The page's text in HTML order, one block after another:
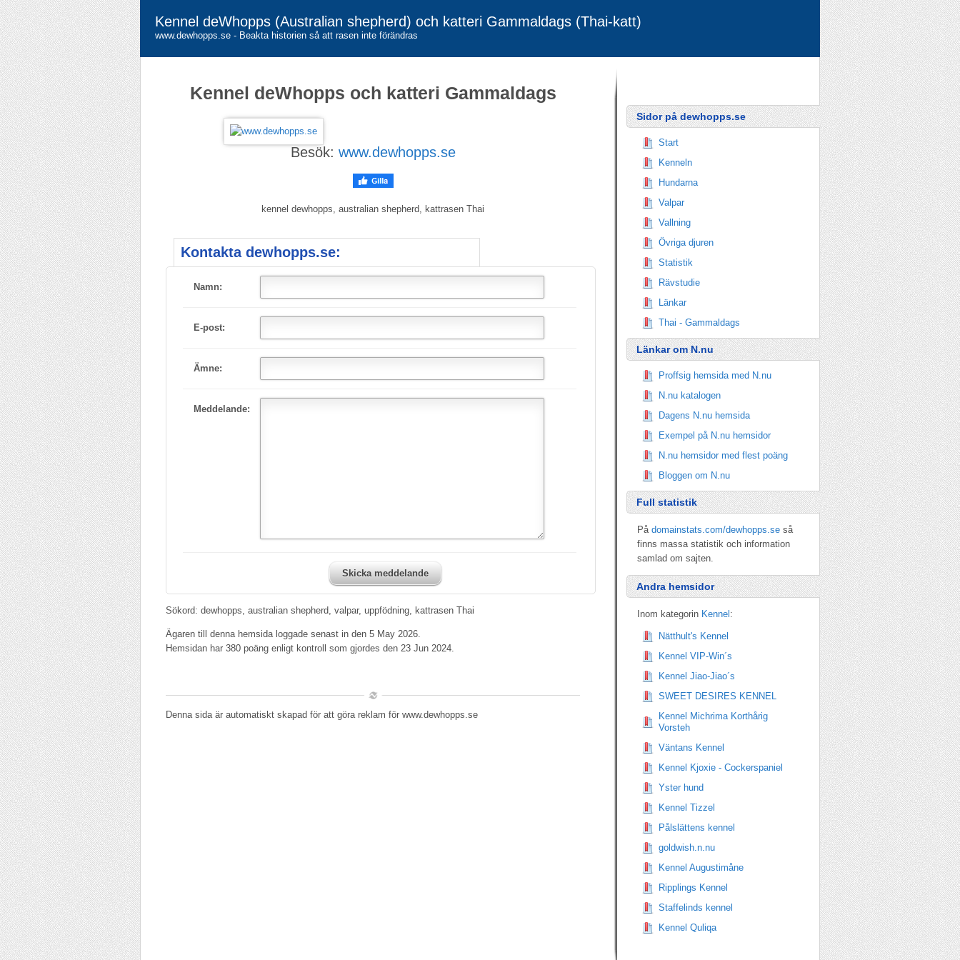
Kennel deWhopps (Australian shepherd) och katteri Gammaldags (Thai-katt)
www.dewhopps.se - Beakta historien så att rasen inte förändras
Kennel deWhopps och katteri Gammaldags
Besök: www.dewhopps.se
kennel dewhopps, australian shepherd, kattrasen Thai
Kontakta dewhopps.se:
Namn:
E-post:
Ämne:
Meddelande:
Skicka meddelande
Sökord: dewhopps, australian shepherd, valpar, uppfödning, kattrasen Thai
Ägaren till denna hemsida loggade senast in den 5 May 2026.
Hemsidan har 380 poäng enligt kontroll som gjordes den 23 Jun 2024.
Denna sida är automatiskt skapad för att göra reklam för www.dewhopps.se
Sidor på dewhopps.se
Start
Kenneln
Hundarna
Valpar
Vallning
Övriga djuren
Statistik
Rävstudie
Länkar
Thai - Gammaldags
Länkar om N.nu
Proffsig hemsida med N.nu
N.nu katalogen
Dagens N.nu hemsida
Exempel på N.nu hemsidor
N.nu hemsidor med flest poäng
Bloggen om N.nu
Full statistik
På domainstats.com/dewhopps.se så
finns massa statistik och information
samlad om sajten.
Andra hemsidor
Inom kategorin Kennel :
Nätthult's Kennel
Kennel VIP-Win´s
Kennel Jiao-Jiao´s
SWEET DESIRES KENNEL
Kennel Michrima Korthårig
Vorsteh
Väntans Kennel
Kennel Kjoxie - Cockerspaniel
Yster hund
Kennel Tizzel
Pålslättens kennel
goldwish.n.nu
Kennel Augustimåne
Ripplings Kennel
Staffelinds kennel
Kennel Quliqa